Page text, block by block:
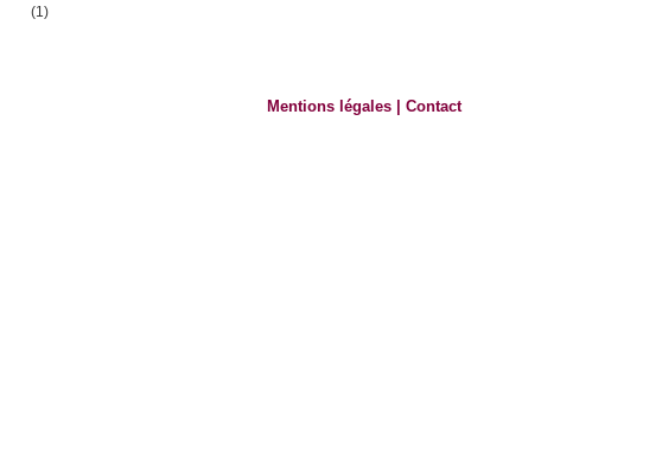
(1)
Mentions légales |Contact